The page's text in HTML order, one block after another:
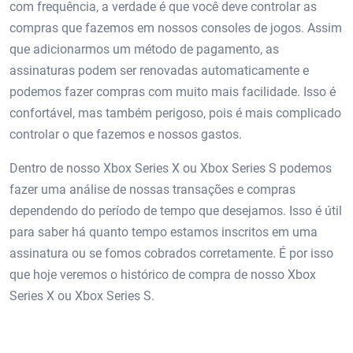
com frequência, a verdade é que você deve controlar as
compras que fazemos em nossos consoles de jogos. Assim
que adicionarmos um método de pagamento, as
assinaturas podem ser renovadas automaticamente e
podemos fazer compras com muito mais facilidade. Isso é
confortável, mas também perigoso, pois é mais complicado
controlar o que fazemos e nossos gastos.
Dentro de nosso Xbox Series X ou Xbox Series S podemos
fazer uma análise de nossas transações e compras
dependendo do período de tempo que desejamos. Isso é útil
para saber há quanto tempo estamos inscritos em uma
assinatura ou se fomos cobrados corretamente. É por isso
que hoje veremos o histórico de compra de nosso Xbox
Series X ou Xbox Series S.